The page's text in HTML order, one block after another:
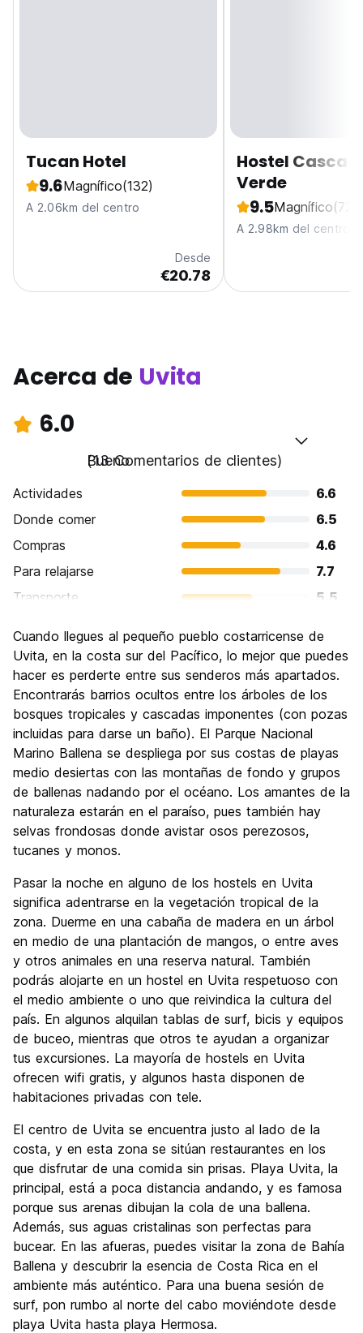
Tucan Hotel
9.6Magnífico(132)
A 2.06km del centro
Desde
€20.78
Hostel
Verde
9.5Magnífico(721)
A 2.98km del centro
Acerca de Uvita
6.0
Bueno
(13 Comentarios de clientes)
Actividades
6.6
Donde comer
6.5
Compras
4.6
Para relajarse
7.7
Transporte
5.5
Cultura
5.7
Fiesta
4.8
Calidad Precio
6.3
Cuando llegues al pequeño pueblo costarricense de
Uvita, en la costa sur del Pacífico, lo mejor que puedes
hacer es perderte entre sus senderos más apartados.
Encontrarás barrios ocultos entre los árboles de los
bosques tropicales y cascadas imponentes (con pozas
incluidas para darse un baño). El Parque Nacional
Marino Ballena se despliega por sus costas de playas
medio desiertas con las montañas de fondo y grupos
de ballenas nadando por el océano. Los amantes de la
naturaleza estarán en el paraíso, pues también hay
selvas frondosas donde avistar osos perezosos,
tucanes y monos.
Pasar la noche en alguno de los hostels en Uvita
significa adentrarse en la vegetación tropical de la
zona. Duerme en una cabaña de madera en un árbol
en medio de una plantación de mangos, o entre aves
y otros animales en una reserva natural. También
podrás alojarte en un hostel en Uvita respetuoso con
el medio ambiente o uno que reivindica la cultura del
país. En algunos alquilan tablas de surf, bicis y equipos
de buceo, mientras que otros te ayudan a organizar
tus excursiones. La mayoría de hostels en Uvita
ofrecen wifi gratis, y algunos hasta disponen de
habitaciones privadas con tele.
El centro de Uvita se encuentra justo al lado de la
costa, y en esta zona se sitúan restaurantes en los
que disfrutar de una comida sin prisas. Playa Uvita, la
principal, está a poca distancia andando, y es famosa
porque sus arenas dibujan la cola de una ballena.
Además, sus aguas cristalinas son perfectas para
bucear. En las afueras, puedes visitar la zona de Bahía
Ballena y descubrir la esencia de Costa Rica en el
ambiente más auténtico. Para una buena sesión de
surf, pon rumbo al norte del cabo moviéndote desde
playa Uvita hasta playa Hermosa.